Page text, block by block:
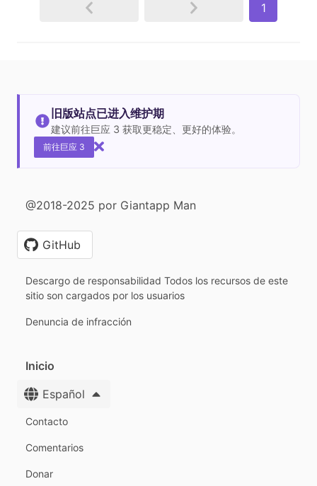
1
旧版站点已进入维护期
建议前往巨应 3 获取更稳定、更好的体验。
前往巨应 3
@2018-2025 por Giantapp Man
GitHub
Descargo de responsabilidad Todos los recursos de este
sitio son cargados por los usuarios
Denuncia de infracción
Inicio
Español
Contacto
Comentarios
Donar